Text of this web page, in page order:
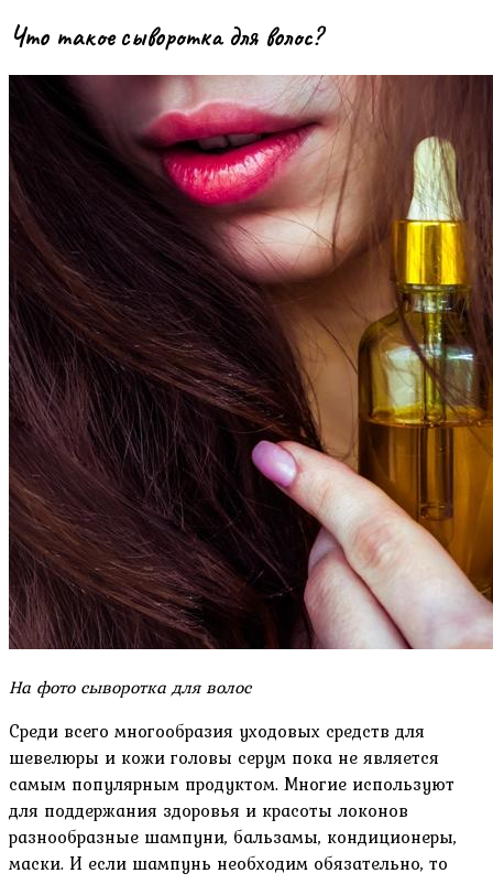
Что такое сыворотка для волос?
На фото сыворотка для волос
Среди всего многообразия уходовых средств для
шевелюры и кожи головы серум пока не является
самым популярным продуктом. Многие используют
для поддержания здоровья и красоты локонов
разнообразные шампуни, бальзамы, кондиционеры,
маски. И если шампунь необходим обязательно, то